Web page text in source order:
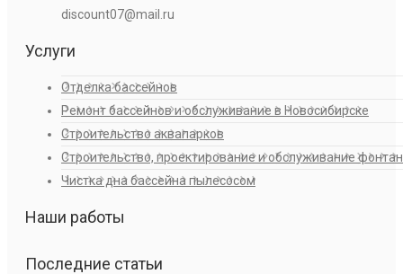
discount07@mail.ru
Услуги
Отделка бассейнов
Ремонт бассейнов и обслуживание в Новосибирске
Строительство аквапарков
Строительство, проектирование и обслуживание
Чистка дна бассейна пылесосом
Наши работы
Последние статьи